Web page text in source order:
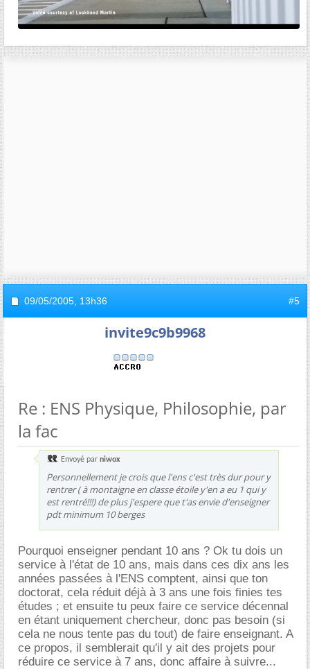
09/05/2005, 13h36 #5
invite9c9b9968
Re : ENS Physique, Philosophie, par
la fac
Envoyé par niwox
Personnellement je crois que l'ens c'est très dur pour y
rentrer ( à montaigne en classe étoile y'en a eu 1 qui y
est rentré!!!) de plus j'espere que t'as envie d'enseigner
pdt minimum 10 berges
Pourquoi enseigner pendant 10 ans ? Ok tu dois un
service à l'état de 10 ans, mais dans ces dix ans les
années passées à l'ENS comptent, ainsi que ton
doctorat, cela réduit déjà à 3 ans une fois finies tes
études ; et ensuite tu peux faire ce service décennal
en étant uniquement chercheur, donc pas besoin (si
cela ne nous tente pas du tout) de faire enseignant. A
ce propos, il semblerait qu'il y ait des projets pour
réduire ce service à 7 ans, donc affaire à suivre...